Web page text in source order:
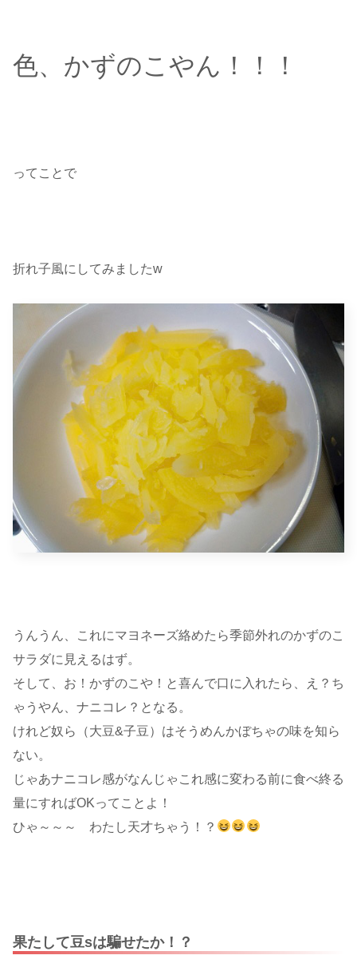
色、かずのこやん！！！
ってことで
折れ子風にしてみましたw
うんうん、これにマヨネーズ絡めたら季節外れのかずのこ
サラダに見えるはず。
そして、お！かずのこや！と喜んで口に入れたら、え？ち
ゃうやん、ナニコレ？となる。
けれど奴ら（大豆&子豆）はそうめんかぼちゃの味を知ら
ない。
じゃあナニコレ感がなんじゃこれ感に変わる前に食べ終る
量にすればOKってことよ！
ひゃ～～～ わたし天才ちゃう！？
果たして豆sは騙せたか！？